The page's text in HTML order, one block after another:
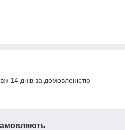
14 днів за домовленістю